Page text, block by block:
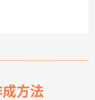
と
方法